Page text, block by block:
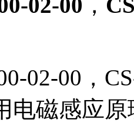
02-00，
电磁感应